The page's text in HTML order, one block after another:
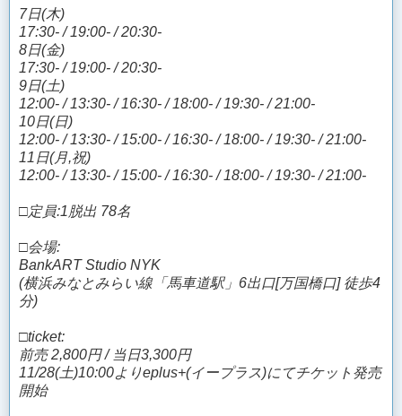
7日(木)
17:30- / 19:00- / 20:30-
8日(金)
17:30- / 19:00- / 20:30-
9日(土)
12:00- / 13:30- / 16:30- / 18:00- / 19:30- / 21:00-
10日(日)
12:00- / 13:30- / 15:00- / 16:30- / 18:00- / 19:30- / 21:00-
11日(月,祝)
12:00- / 13:30- / 15:00- / 16:30- / 18:00- / 19:30- / 21:00-
□定員:1脱出 78名
□会場:
BankART Studio NYK
(横浜みなとみらい線「馬車道駅」6出口[万国橋口] 徒歩4
分)
□ticket:
前売 2,800円 / 当日3,300円
11/28(土)10:00よりeplus+(イープラス)にてチケット発売
開始